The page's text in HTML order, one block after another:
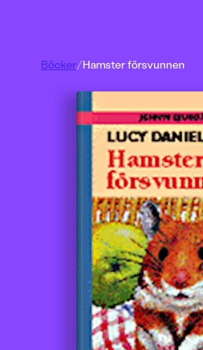
Böcker/Hamster försvunnen